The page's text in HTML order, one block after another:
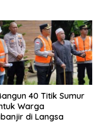
40 Titik Sumur
Warga
di Langsa